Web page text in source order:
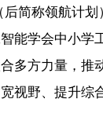
后简称领航计
能学会中小学
多方力量，推
视野、提升综